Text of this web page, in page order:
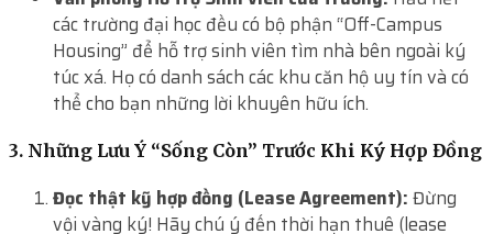
các trường đại học đều có bộ phận “Off-Campus
Housing” để hỗ trợ sinh viên tìm nhà bên ngoài ký
túc xá. Họ có danh sách các khu căn hộ uy tín và có
thể cho bạn những lời khuyên hữu ích.
3. Những Lưu Ý “Sống Còn” Trước Khi Ký Hợp Đồng
Đọc thật kỹ hợp đồng (Lease Agreement): Đừng
vội vàng ký! Hãy chú ý đến thời hạn thuê (lease